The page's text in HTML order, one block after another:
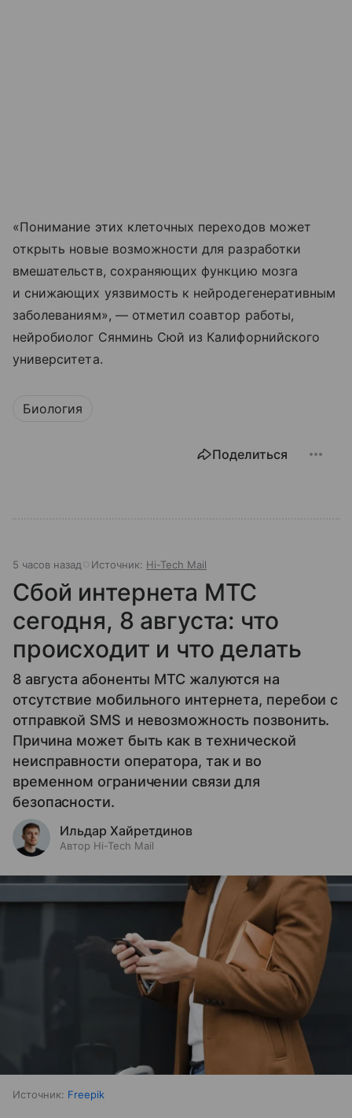
«Понимание этих клеточных переходов может
открыть новые возможности для разработки
вмешательств, сохраняющих функцию мозга
и снижающих уязвимость к нейродегенеративным
заболеваниям», — отметил соавтор работы,
нейробиолог Сянминь Сюй из Калифорнийского
университета.
Биология
Поделиться
5 часов назад Источник: Hi-Tech Mail
Сбой интернета МТС
сегодня, 8 августа: что
происходит и что делать
8 августа абоненты МТС жалуются на
отсутствие мобильного интернета, перебои с
отправкой SMS и невозможность позвонить.
Причина может быть как в технической
неисправности оператора, так и во
временном ограничении связи для
безопасности.
Ильдар Хайретдинов
Автор Hi-Tech Mail
Источник: Freepik